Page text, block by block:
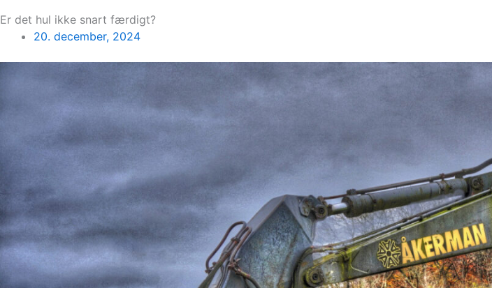
Er det hul ikke snart færdigt?
20. december, 2024